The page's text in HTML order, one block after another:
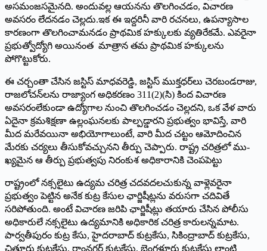
అసమంజసమైనది. అందువల్ల ఆయనను తొలగించడం, విచారణ
అవసరం లేదనడం చెల్లదు.ఇక ఈ ఇద్దరినీ వారి రచనలు, ఉపన్యాసాల
కారణంగా తొలగించామనడం ప్రాథమిక హక్కులకు వ్యతిరేకమే. ఎవరైనా
ప్రభుత్వోద్యోగి అయినంత మాత్రాన తమ ప్రాథమిక హక్కులను
పోగొట్టుకోరు.
ఈ చర్చంతా చేసిన జస్టిస్‌ మాధవరెడ్డి, జస్టిస్‌ ము­క్తధర్‌లు చెరబండరాజు,
రాజలోచన్‌లను రాజ్యాంగ అధికరణం 311(2)(సి) కింద విచారణ
అవసరంలేకుండా ఉద్యోగాల నుంచి తొలగించడం చెల్లదని, ఒక వేళ వారు
ఏదైనా క్రమశిక్షణా ఉల్లంఘనలకు పాల్పడ్డారని ప్రభుత్వం భావిస్తే, వారి
మీద మరేవయినా అభియోగాలుంటే, వారి మీద చట్టం ఆమోదించిన
మేరకు చర్యలు తీసుకోవచ్చునని తీర్పు చెప్పారు. రాష్ట్ర చరిత్రలో ము­
ఖ్యమైన ఆ తీర్పు ప్రభుత్వపు నిరంకుశ అధికారానికి చెంపపెట్టు
రాష్ట్రంలో నక్సలైటు ఉద్యమ చరిత్ర చదవదలచుకున్న వాళ్లెవరైనా
ప్రభుత్వం పెట్టిన అనేక కుట్ర కేసుల ఛార్జిషీట్లను వరుసగా చదివితే
సరిపోతుంది. అంటే విచారణ జరిపి ఛార్జిషీట్లు తయారు చేసిన పోలీసు
అధికారులే నక్సలైటు ఉద్యమానికి అధికారిక చరిత్ర కారులన్నమాట.
పార్వతీపురం కుట్ర కేసు, హైదరాబాద్‌ కుట్రకేసు, సికింద్రాబాద్‌ కుట్రకేసు,
చిత్తూరు కుట్రకేసు, రాంనగర్‌ కుట్రకేసు, బెంగళూరు కుట్రకేసు లాంటి